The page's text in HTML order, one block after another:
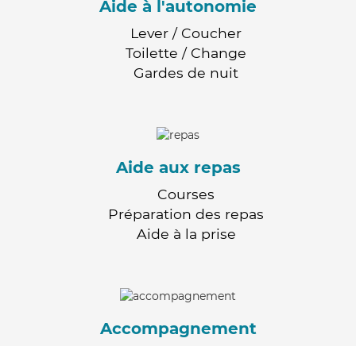
Aide à l'autonomie
Lever / Coucher
Toilette / Change
Gardes de nuit
Aide aux repas
Courses
Préparation des repas
Aide à la prise
Accompagnement